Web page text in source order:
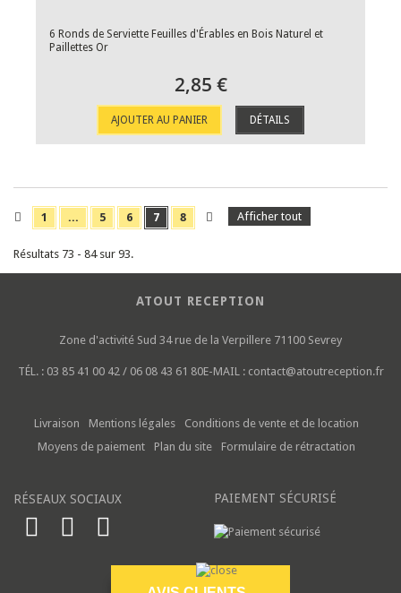
6 Ronds de Serviette Feuilles d'Érables en Bois Naturel et
Paillettes Or
2,85 €
AJOUTER AU PANIER DÉTAILS
Afficher tout
1 ... 5 6 7 8
Résultats 73 - 84 sur 93.
ATOUT RECEPTION
Zone d'activité Sud 34 rue de la Verpillere 71100 Sevrey
TÉL. : 03 85 41 00 42 / 06 08 43 61 80E-MAIL : contact@atoutreception.fr
Livraison Mentions légales
Conditions de vente et de location
Moyens de paiement
Plan du site Formulaire de rétractation
RÉSEAUX SOCIAUX PAIEMENT SÉCURISÉ